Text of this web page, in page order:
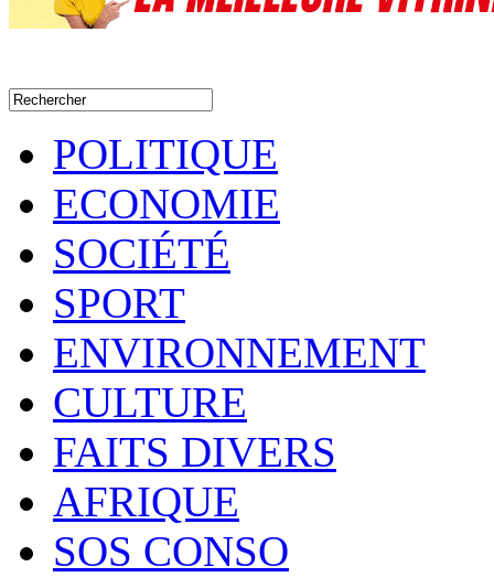
POLITIQUE
ECONOMIE
SOCIÉTÉ
SPORT
ENVIRONNEMENT
CULTURE
FAITS DIVERS
AFRIQUE
SOS CONSO